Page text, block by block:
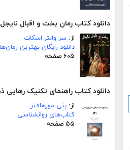
دانلود کتاب رمان بخت و اقبال نایجل
از: سر والتر اسکات
دانلود رایگان بهترین رمان‌ها
۶۰۵ صفحه
دانلود کتاب راهنمای تکنیک
از: بتی مورهافتر
کتاب‌های روانشناسی
۵۵ صفحه